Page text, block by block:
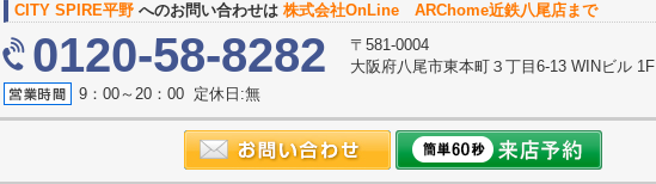
CITY SPIRE平野 へのお問い合わせは 株式会社OnLine ARChome近鉄八尾店まで
0120-58-8282
〒581-0004
大阪府八尾市東本町３丁目6-13 WINビル 1F
9：00～20：00 定休日:無